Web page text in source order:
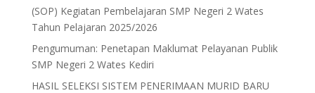
(SOP) Kegiatan Pembelajaran SMP Negeri 2 Wates
Tahun Pelajaran 2025/2026
Pengumuman: Penetapan Maklumat Pelayanan Publik
SMP Negeri 2 Wates Kediri
HASIL SELEKSI SISTEM PENERIMAAN MURID BARU